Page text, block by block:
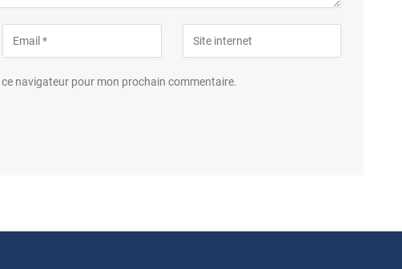
navigateur pour mon prochain commentaire.